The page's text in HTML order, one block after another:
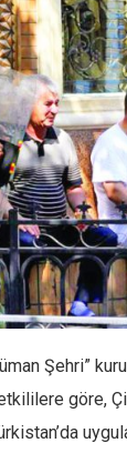
Şehri”
göre,